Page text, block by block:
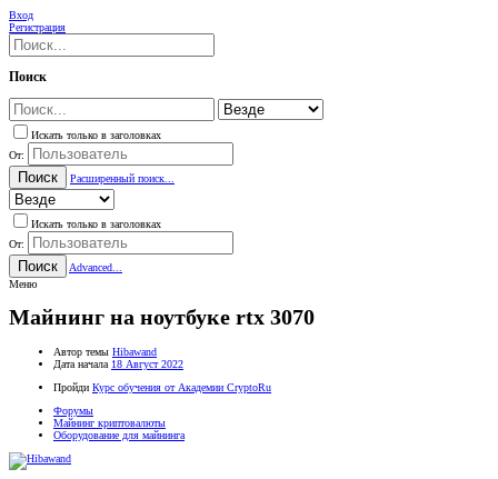
Вход
Регистрация
Поиск
Искать только в заголовках
От:
Поиск Расширенный поиск...
Искать только в заголовках
От:
Поиск
Advanced...
Меню
Майнинг на ноутбуке rtx 3070
Автор темы Hibawand
Дата начала 18 Август 2022
Пройди Курс обучения от Академии CryptoRu
Форумы
Майнинг криптовалюты
Оборудование для майнинга